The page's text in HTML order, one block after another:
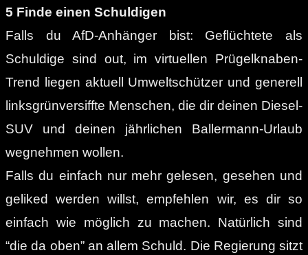
5 Finde einen Schuldigen
Falls du AfD-Anhänger bist: Geflüchtete als
Schuldige sind out, im virtuellen Prügelknaben-
Trend liegen aktuell Umweltschützer und generell
linksgrünversiffte Menschen, die dir deinen Diesel-
SUV und deinen jährlichen Ballermann-Urlaub
wegnehmen wollen.
Falls du einfach nur mehr gelesen, gesehen und
geliked werden willst, empfehlen wir, es dir so
einfach wie möglich zu machen. Natürlich sind
“die da oben” an allem Schuld. Die Regierung sitzt